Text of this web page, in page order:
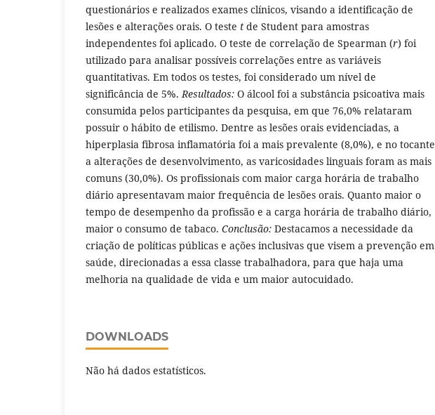
questionários e realizados exames clínicos, visando a identificação de
lesões e alterações orais. O teste t de Student para amostras
independentes foi aplicado. O teste de correlação de Spearman (r) foi
utilizado para analisar possíveis correlações entre as variáveis
quantitativas. Em todos os testes, foi considerado um nível de
significância de 5%. Resultados: O álcool foi a substância psicoativa mais
consumida pelos participantes da pesquisa, em que 76,0% relataram
possuir o hábito de etilismo. Dentre as lesões orais evidenciadas, a
hiperplasia fibrosa inflamatória foi a mais prevalente (8,0%), e no tocante
a alterações de desenvolvimento, as varicosidades linguais foram as mais
comuns (30,0%). Os profissionais com maior carga horária de trabalho
diário apresentavam maior frequência de lesões orais. Quanto maior o
tempo de desempenho da profissão e a carga horária de trabalho diário,
maior o consumo de tabaco. Conclusão: Destacamos a necessidade da
criação de políticas públicas e ações inclusivas que visem a prevenção em
saúde, direcionadas a essa classe trabalhadora, para que haja uma
melhoria na qualidade de vida e um maior autocuidado.
DOWNLOADS
Não há dados estatísticos.